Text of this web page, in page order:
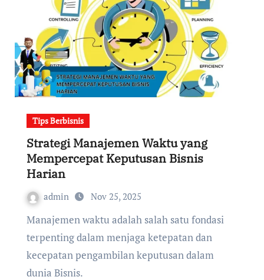
Tips Berbisnis
Strategi Manajemen Waktu yang
Mempercepat Keputusan Bisnis
Harian
admin Nov 25, 2025
Manajemen waktu adalah salah satu fondasi
terpenting dalam menjaga ketepatan dan
kecepatan pengambilan keputusan dalam
dunia Bisnis.